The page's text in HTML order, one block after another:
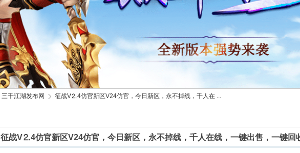
三千江湖发布网
›
征战V⒉4仿官新区V24仿官，今日新区，永不掉线，千人在 ...
征战V⒉4仿官新区V24仿官，今日新区，永不掉线，千人在线，一键出售，一键回